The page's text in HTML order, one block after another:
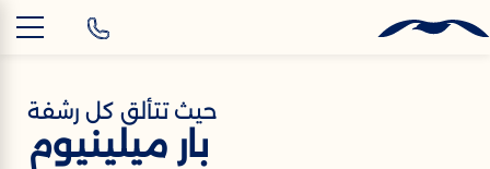
حيث تتألق كل رشفة
بار ميلينيوم